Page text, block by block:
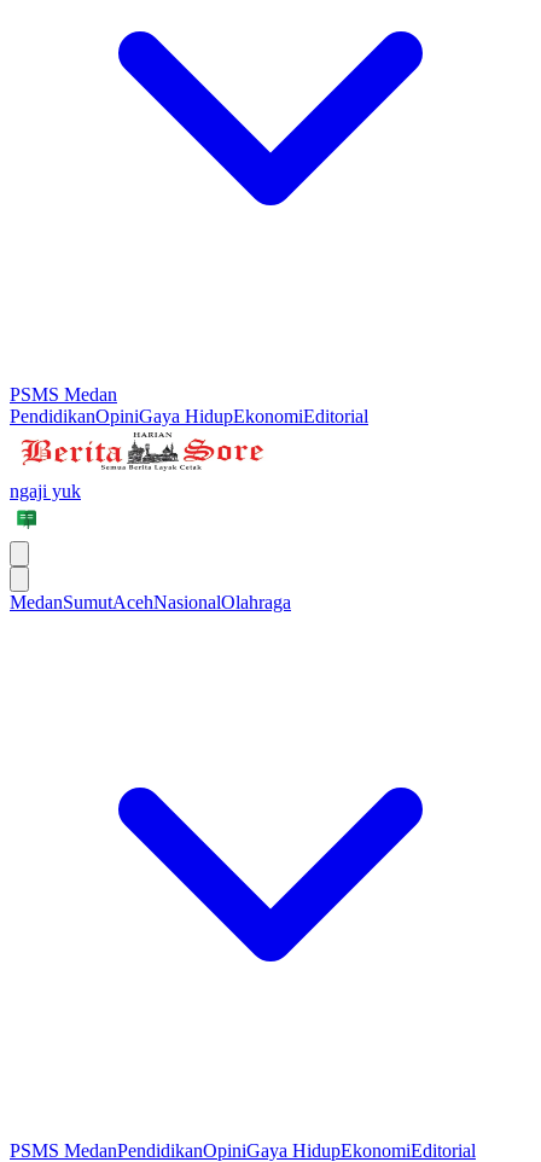
PSMS Medan
PendidikanOpiniGaya HidupEkonomiEditorial
ngaji yuk
MedanSumutAcehNasionalOlahraga
PSMS MedanPendidikanOpiniGaya HidupEkonomiEditorial